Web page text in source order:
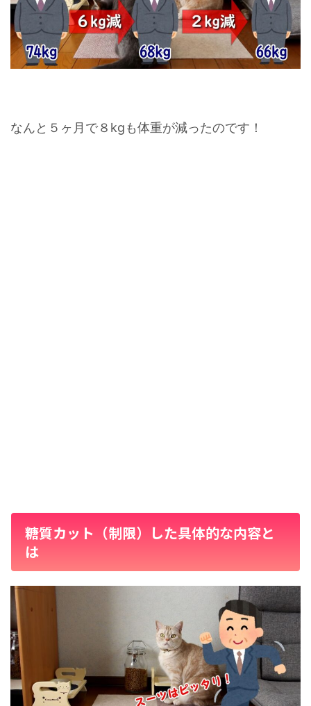
なんと５ヶ月で８kgも体重が減ったのです！
糖質カット（制限）した具体的な内容と
は